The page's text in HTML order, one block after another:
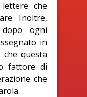
che
Inoltre,
ogni
in
questa
fattore di
che